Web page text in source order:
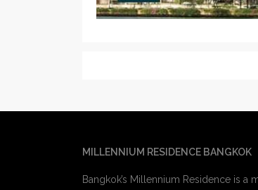
MILLENNIUM RESIDENCE BANGKOK
Bangkok’s Millennium Residence is a